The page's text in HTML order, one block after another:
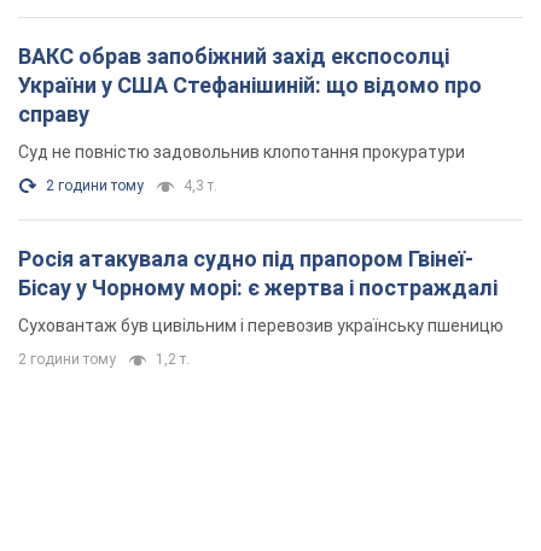
Росія атакувала судно під прапором Гвінеї-
Бісау у Чорному морі: є жертва і постраждалі
Суховантаж був цивільним і перевозив українську пшеницю
2 години тому